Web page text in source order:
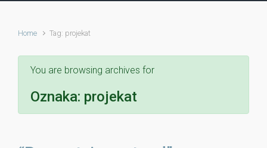
Home Tag: projekat
You are browsing archives for
Oznaka: projekat